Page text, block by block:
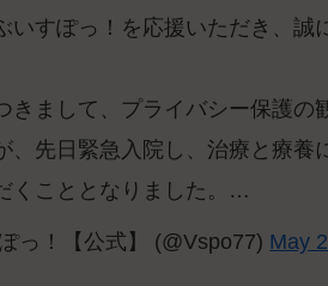
いすぽっ！を応援いただき、誠
きまして、プライバシー保護の
、先日緊急入院し、治療と療養
くこととなりました。…
っ！【公式】 (@Vspo77) May